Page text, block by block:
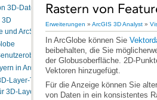
3D-Daten
3D
und ArcScene
in ArcGlobe
Layer-Typen
3D-Layer
Rastern von
Erweiterungen » ArcGIS 3D Analyst »
In ArcGlobe können Sie
Vektoren hinzugefügt.
von Daten in ein konsistentes